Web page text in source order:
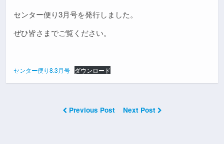
センター便り3月号を発行しました。
ぜひ皆さまでご覧ください。
センター便り8.3月号 ダウンロード
Previous Post Next Post